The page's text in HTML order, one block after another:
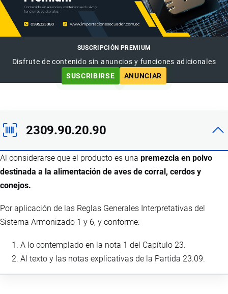
SUSCRIPCIÓN PREMIUM
Disfrute de contenido sin anuncios y funciones adicionales
SUSCRIBIRSE
ANUNCIAR
2309.90.20.90
Al considerarse que el producto es una premezcla en polvo
destinada a la alimentación de aves de corral, cerdos y
conejos.
Por aplicación de las Reglas Generales Interpretativas del
Sistema Armonizado 1 y 6, y conforme:
A lo contemplado en la nota 1 del Capítulo 23.
Al texto y las notas explicativas de la Partida 23.09.